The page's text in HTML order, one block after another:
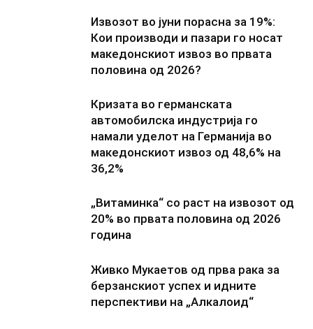
Извозот во јуни порасна за 19%:
Кои производи и пазари го носат
македонскиот извоз во првата
половина од 2026?
Кризата во германската
автомобилска индустрија го
намали уделот на Германија во
македонскиот извоз од 48,6% на
36,2%
„Витаминка“ со раст на извозот од
20% во првата половина од 2026
година
Живко Мукаетов од прва рака за
берзанскиот успех и идните
перспективи на „Алкалоид“